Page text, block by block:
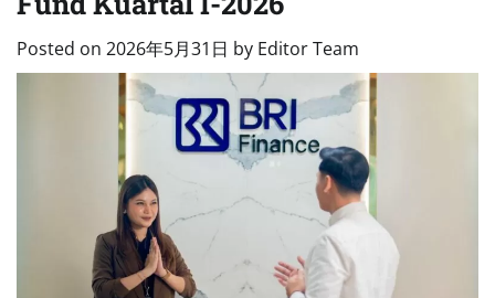
Posted on 2026年5月31日 by Editor Team